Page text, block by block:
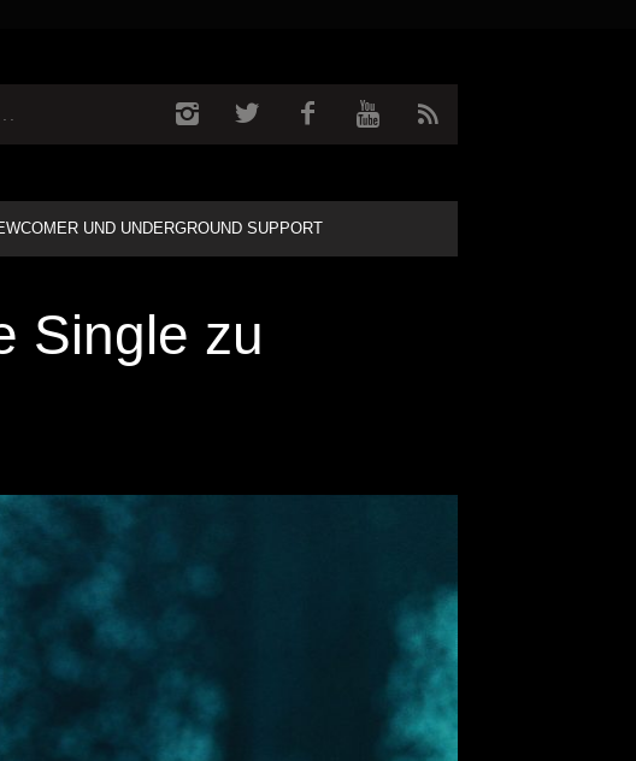
UND UNDERGROUND SUPPORT
Single zu